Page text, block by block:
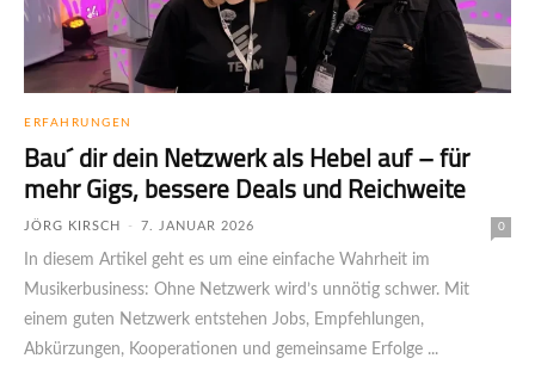
ERFAHRUNGEN
Bau´ dir dein Netzwerk als Hebel auf – für
mehr Gigs, bessere Deals und Reichweite
JÖRG KIRSCH - 7. JANUAR 2026 0
In diesem Artikel geht es um eine einfache Wahrheit im
Musikerbusiness: Ohne Netz­werk wird’s unnötig schwer. Mit
einem guten Netzwerk entstehen Jobs, Empfehlungen,
Abkürzungen, Kooperationen und gemeinsame Erfolge ...